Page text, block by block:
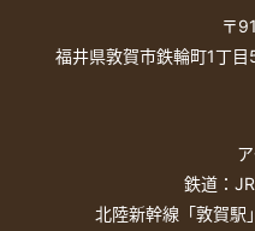
〒
福井県敦賀市鉄輪町1丁
鉄道：
北陸新幹線「敦賀駅